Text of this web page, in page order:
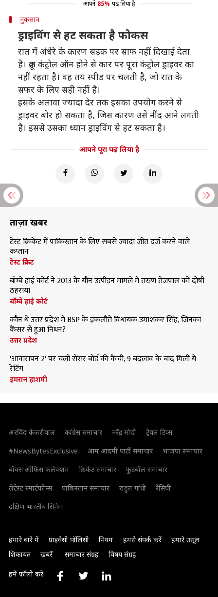
आपने 85% पढ़ लिया है
नुकसान
ड्राइविंग से हट सकता है फोकस
रात में अंधेरे के कारण सड़क पर साफ नहीं दिखाई देता
है। क्रूज कंट्रोल ऑन होने से कार पर पूरा कंट्रोल ड्राइवर का
नहीं रहता है। वह तय स्पीड पर चलती है, जो रात के
सफर के लिए सही नहीं है।
इसके अलावा ज्यादा देर तक इसका उपयोग करने से
ड्राइवर बोर हो सकता है, जिस कारण उसे नींद आने लगती
है। इससे उसका ध्यान ड्राइविंग से हट सकता है।
आपने पूरा पढ़ लिया है
ताज़ा खबरें
टेस्ट क्रिकेट में पाकिस्तान के लिए सबसे ज्यादा जीत दर्ज करने वाले
कप्तान
टेस्ट क्रिकेट
बॉम्बे हाई कोर्ट ने 2013 के यौन उत्पीड़न मामले में तरुण तेजपाल को दोषी
ठहराया
बॉम्बे हाई कोर्ट
कौन थे उत्तर प्रदेश में BSP के इकलौते विधायक उमाशंकर सिंह, जिनका
कैंसर से हुआ निधन?
उत्तर प्रदेश
'आवारापन 2' पर चली सेंसर बोर्ड की कैंची, 9 बदलाव के बाद मिली ये
रेटिंग
इमरान हाशमी
अरविंद केजरीवाल कांग्रेस समाचार नरेंद्र मोदी
ट्रैवल टिप्स
#NewsBytesExclusive
आम आदमी पार्टी समाचार
भाजपा समाचार
बॉक्स ऑफिस कलेक्शन
क्रिकेट समाचार
फुटबॉल समाचार
लेटेस्ट स्मार्टफोन्स
पाकिस्तान समाचार राहुल गांधी
रेसिपी
दक्षिण भारतीय सिनेमा
हमारे बारे में प्राइवेसी पॉलिसी नियम हमसे संपर्क करें
हमारे उसूल
शिकायत
खबरें समाचार संग्रह विषय संग्रह
हमें फॉलो करें